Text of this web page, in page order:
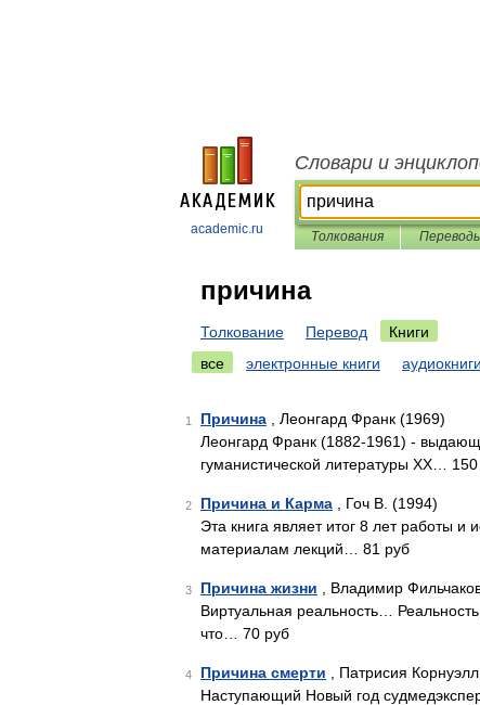
academic.ru
Словари и
Толкования
причина
Толкование Перевод
Книги
все
электронные книги аудиокниги
1 Причина , Леонгард Франк (1969)
Леонгард Франк (1882-1961) -
гуманистической литературы XX…
2 Причина и Карма , Гоч В. (1994)
Эта книга являет итог 8 лет работы
материалам лекций… 81 руб
3 Причина жизни , Владимир
Виртуальная реальность…
что… 70 руб
4 Причина смерти , Патрисия
Наступающий Новый год